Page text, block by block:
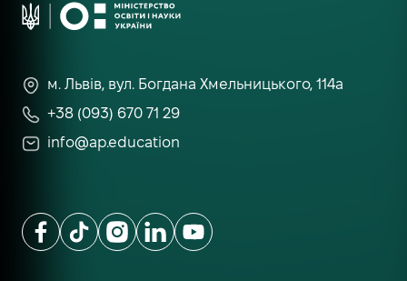
м. Львів, вул. Богдана Хмельницького, 114а
+38 (093) 670 71 29
info@ap.education